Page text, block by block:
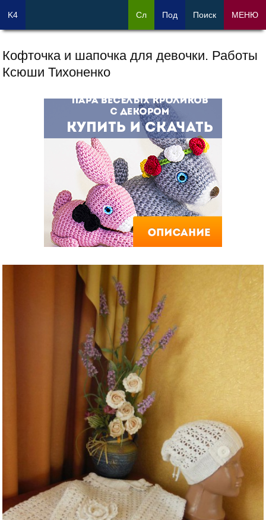
Кофточка и шапочка для девочки. Работы
Ксюши Тихоненко
K4 Сл Под Поиск МЕНЮ